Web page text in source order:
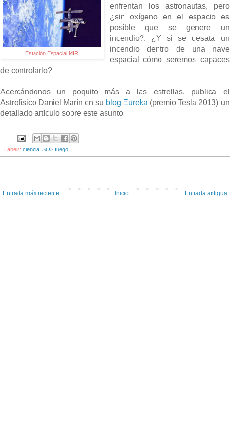
Estación Espacial MIR
enfrentan los astronautas, pero
¿sin oxígeno en el espacio es
posible que se genere un
incendio?. ¿Y si se desata un
incendio dentro de una nave
espacial cómo seremos capaces
de controlarlo?.
Acercándonos un poquito más a las estrellas, publica el
Astrofísico Daniel Marín en su blog Eureka (premio Tesla 2013) un
detallado artículo sobre este asunto.
Labels: ciencia, SOS fuego
Entrada más reciente Entrada antigua
Inicio